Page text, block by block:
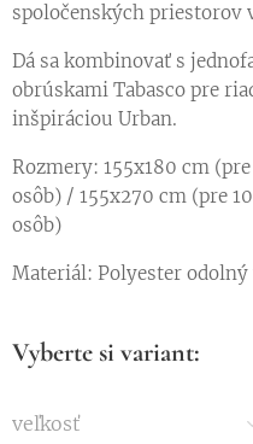
spoločenských
Dá sa kombinovať s
obrúskami Tabasco pre
inšpiráciou Urban.
Rozmery: 155x180 cm
osôb) / 155x270 cm (pre
osôb)
Materiál: Polyester
Vyberte si variant:
veľkosť